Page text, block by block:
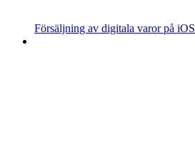
Försäljning av digitala varor på iOS